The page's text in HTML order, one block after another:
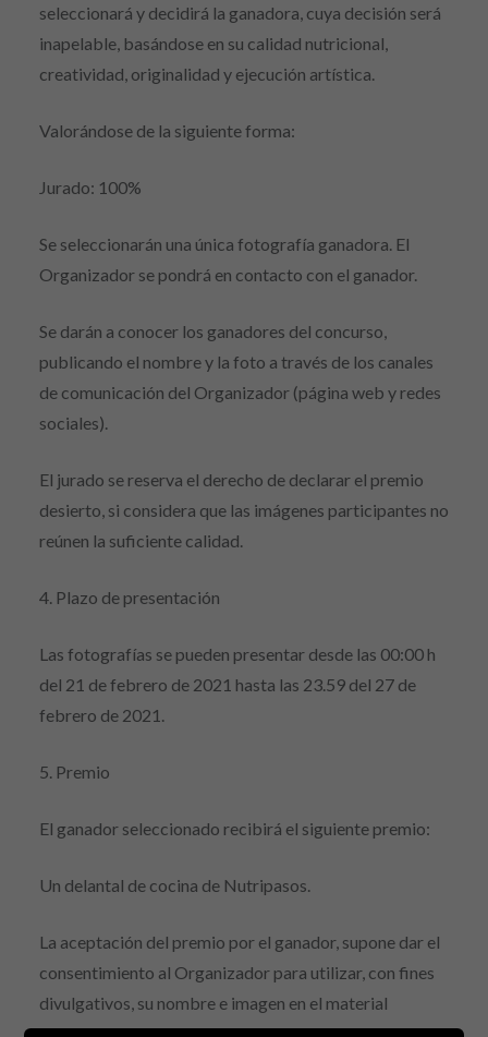
seleccionará y decidirá la ganadora, cuya decisión será
inapelable, basándose en su calidad nutricional,
creatividad, originalidad y ejecución artística.
Valorándose de la siguiente forma:
Jurado: 100%
Se seleccionarán una única fotografía ganadora. El
Organizador se pondrá en contacto con el ganador.
Se darán a conocer los ganadores del concurso,
publicando el nombre y la foto a través de los canales
de comunicación del Organizador (página web y redes
sociales).
El jurado se reserva el derecho de declarar el premio
desierto, si considera que las imágenes participantes no
reúnen la suficiente calidad.
4. Plazo de presentación
Las fotografías se pueden presentar desde las 00:00 h
del 21 de febrero de 2021 hasta las 23.59 del 27 de
febrero de 2021.
5. Premio
El ganador seleccionado recibirá el siguiente premio:
Un delantal de cocina de Nutripasos.
La aceptación del premio por el ganador, supone dar el
consentimiento al Organizador para utilizar, con fines
divulgativos, su nombre e imagen en el material